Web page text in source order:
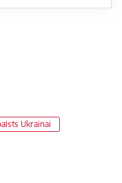
Ukrainai